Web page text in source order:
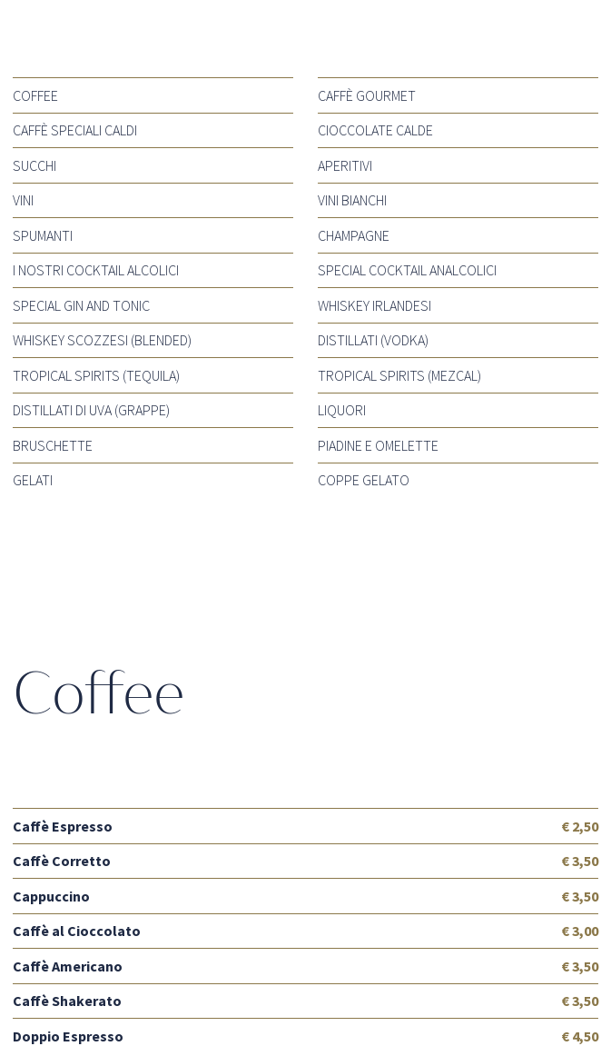
COFFEE CAFFÈ GOURMET
CAFFÈ SPECIALI CALDI
CIOCCOLATE CALDE
SUCCHI
APERITIVI
VINI
VINI BIANCHI
SPUMANTI
CHAMPAGNE
I NOSTRI COCKTAIL ALCOLICI
SPECIAL COCKTAIL ANALCOLICI
SPECIAL GIN AND TONIC
WHISKEY IRLANDESI
WHISKEY SCOZZESI (BLENDED)
DISTILLATI (VODKA)
TROPICAL SPIRITS (TEQUILA)
TROPICAL SPIRITS (MEZCAL)
DISTILLATI DI UVA (GRAPPE)
LIQUORI
BRUSCHETTE
PIADINE E OMELETTE
GELATI
COPPE GELATO
Coffee
Caffè Espresso € 2,50
Caffè Corretto
€ 3,50
Cappuccino
€ 3,50
Caffè al Cioccolato
€ 3,00
Caffè Americano
€ 3,50
Caffè Shakerato
€ 3,50
Doppio Espresso
€ 4,50